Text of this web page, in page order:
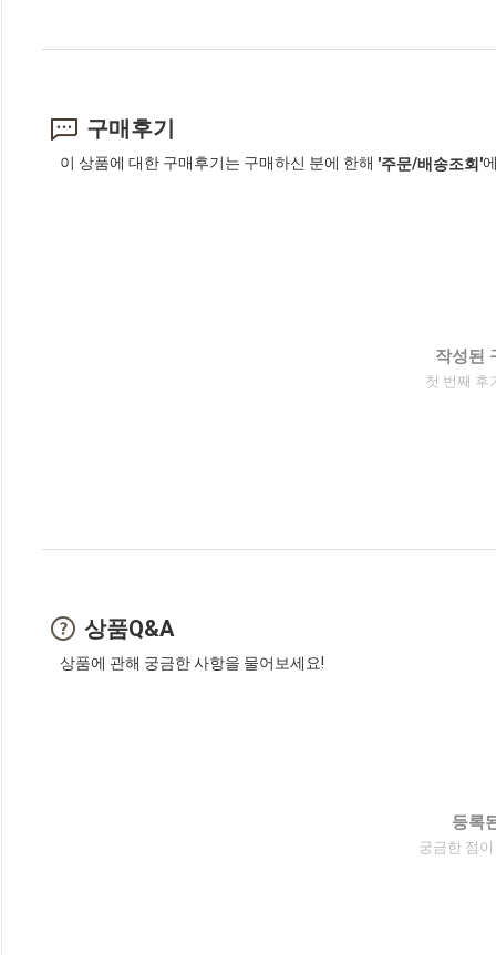
구매후기
이 상품에 대한 구매후기는 구매하신 분에 한해 '주문/배송조회'
작성된
첫 번째 후
상품Q&A
상품에 관해 궁금한 사항을 물어보세요!
등록
궁금한 점